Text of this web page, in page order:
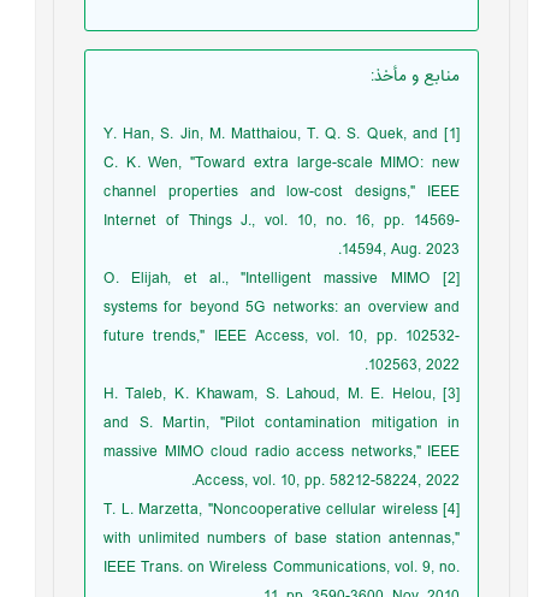
منابع و مأخذ:
[1] Y. Han, S. Jin, M. Matthaiou, T. Q. S. Quek, and
C. K. Wen, "Toward extra large-scale MIMO: new
channel properties and low-cost designs," IEEE
Internet of Things J., vol. 10, no. 16, pp. 14569-
14594, Aug. 2023.
[2] O. Elijah, et al., "Intelligent massive MIMO
systems for beyond 5G networks: an overview and
future trends," IEEE Access, vol. 10, pp. 102532-
102563, 2022.
[3] H. Taleb, K. Khawam, S. Lahoud, M. E. Helou,
and S. Martin, "Pilot contamination mitigation in
massive MIMO cloud radio access networks," IEEE
Access, vol. 10, pp. 58212-58224, 2022.
[4] T. L. Marzetta, "Noncooperative cellular wireless
with unlimited numbers of base station antennas,"
IEEE Trans. on Wireless Communications, vol. 9, no.